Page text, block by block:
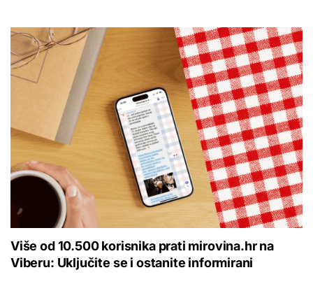
Više od 10.500 korisnika prati mirovina.hr na
Viberu: Uključite se i ostanite informirani